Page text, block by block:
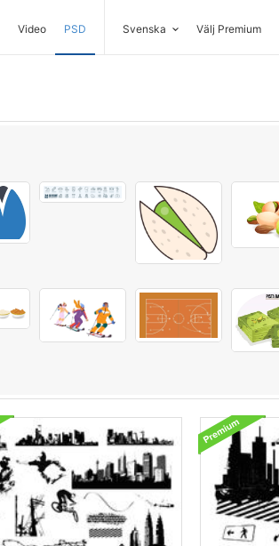
Video PSD Svenska Välj Premium